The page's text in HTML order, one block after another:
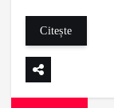
Citește